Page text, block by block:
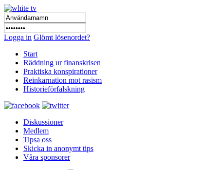
Logga in Glömt lösenordet?
Start
Räddning ur finanskrisen
Praktiska konspirationer
Reinkarnation mot rasism
Historieförfalskning
Diskussioner
Medlem
Tipsa oss
Skicka in anonymt tips
Våra sponsorer